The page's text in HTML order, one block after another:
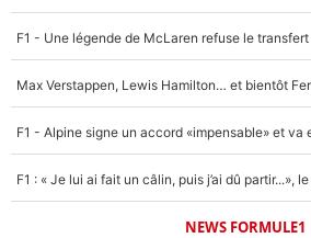
NEWS FORMULE1